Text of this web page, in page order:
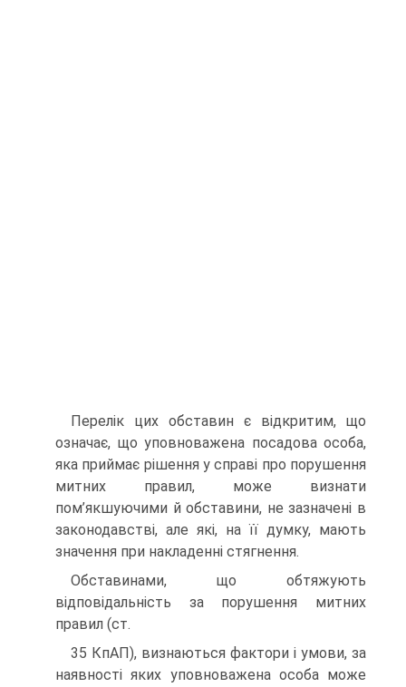
Перелік цих обставин є відкритим, що
означає, що уповноважена посадова особа,
яка приймає рішення у справі про порушення
митних правил, може визнати
пом’якшуючими й обставини, не зазначені в
законодавстві, але які, на її думку, мають
значення при накладенні стягнення.
Обставинами, що обтяжують
відповідальність за порушення митних
правил (ст.
35 КпАП), визнаються фактори і умови, за
наявності яких уповноважена особа може